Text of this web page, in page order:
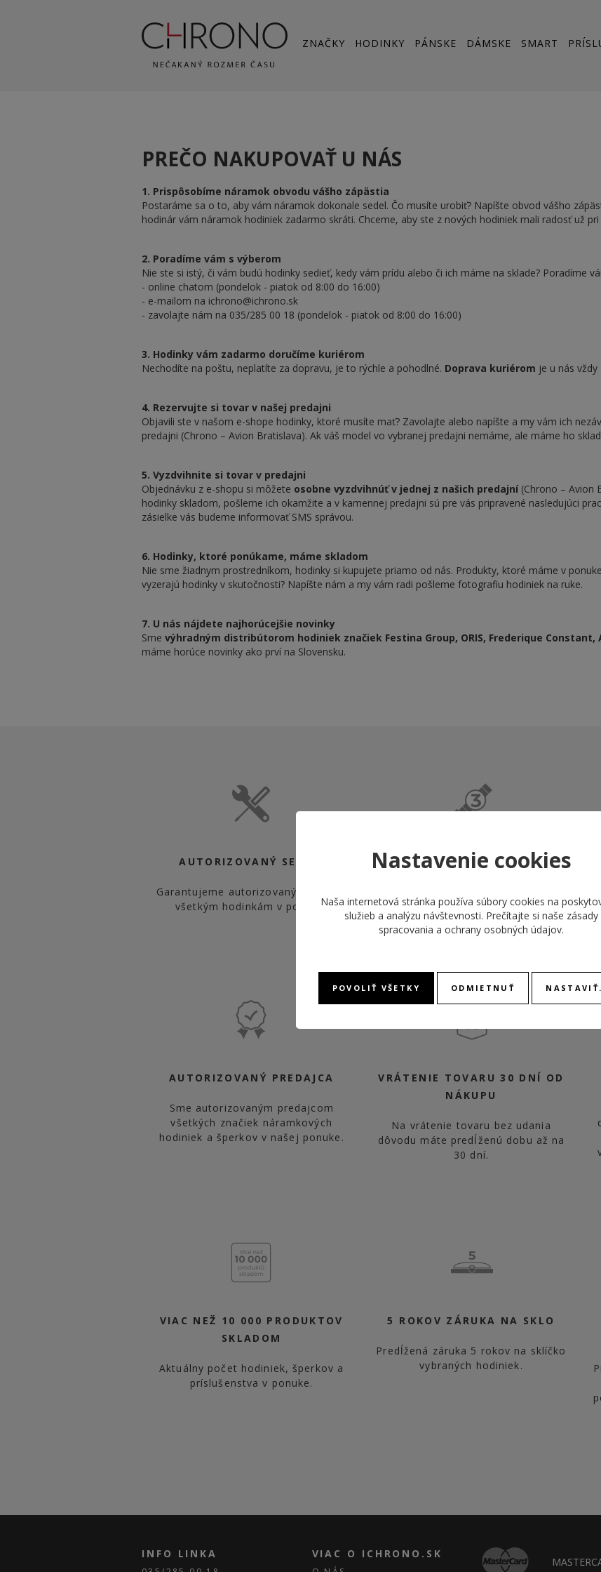
ZNAČKY HODINKY PÁNSKE DÁMSKE SMART
PREČO NAKUPOVAŤ U NÁS
1. Prispôsobíme náramok obvodu vášho zápästia
Postaráme sa o to, aby vám náramok dokonale sedel. Čo musíte urobiť? Napíšte obvod vášho
hodinár vám náramok hodiniek zadarmo skráti. Chceme, aby ste z nových hodiniek mali radosť už
2. Poradíme vám s výberom
Nie ste si istý, či vám budú hodinky sedieť, kedy vám prídu alebo či ich máme na sklade? Poradíme
- online chatom (pondelok - piatok od 8:00 do 16:00)
- e-mailom na ichrono@ichrono.sk
- zavolajte nám na 035/285 00 18 (pondelok - piatok od 8:00 do 16:00)
3. Hodinky vám zadarmo doručíme kuriérom
Nechodíte na poštu, neplatíte za dopravu, je to rýchle a pohodlné. Doprava kuriérom je u nás vždy
4. Rezervujte si tovar v našej predajni
Objavili ste v našom e-shope hodinky, ktoré musíte mať? Zavolajte alebo napíšte a my vám ich
predajni (Chrono – Avion Bratislava). Ak váš model vo vybranej predajni nemáme, ale máme ho
5. Vyzdvihnite si tovar v predajni
Objednávku z e-shopu si môžete osobne vyzdvihnúť v jednej z našich predajní(Chrono – Avion
hodinky skladom, pošleme ich okamžite a v kamennej predajni sú pre vás pripravené nasledujúci
zásielke vás budeme informovať SMS správou.
6. Hodinky, ktoré ponúkame, máme skladom
Nie sme žiadnym prostredníkom, hodinky si kupujete priamo od nás. Produkty, ktoré máme v
vyzerajú hodinky v skutočnosti? Napíšte nám a my vám radi pošleme fotografiu hodiniek na ruke.
7. U nás nájdete najhorúcejšie novinky
Sme výhradným distribútorom hodiniek značiek Festina Group, ORIS, Frederique Constant,
máme horúce novinky ako prví na Slovensku.
AUTORIZOVANÝ SERVIS
Garantujeme autorizovaný servis ku
všetkým hodinkám v ponuke.
PREDĹŽENIE NÁRAMKU
Predĺženie náramku hodiniek do 3
článkov poskytujeme zadarmo.
AUTORIZOVANÝ PREDAJCA
Sme autorizovaným predajcom
všetkých značiek náramkových
hodiniek a šperkov v našej ponuke.
VRÁTENIE TOVARU 30 DNÍ OD
NÁKUPU
Na vrátenie tovaru bez udania
dôvodu máte predĺženú dobu až na
30 dní.
VIAC NEŽ 10 000 PRODUKTOV
SKLADOM
Aktuálny počet hodiniek, šperkov a
príslušenstva v ponuke.
5 ROKOV ZÁRUKA NA SKLO
Predĺžená záruka 5 rokov na sklíčko
vybraných hodiniek.
INFO LINKA VIAC O ICHRONO.SK
Nastavenie cookies
Naša internetová stránka používa súbory cookies na
služieb a analýzu návštevnosti. Prečítajte si naše zásady
spracovania a ochrany osobných údajov.
POVOLIŤ VŠETKY ODMIETNUŤ